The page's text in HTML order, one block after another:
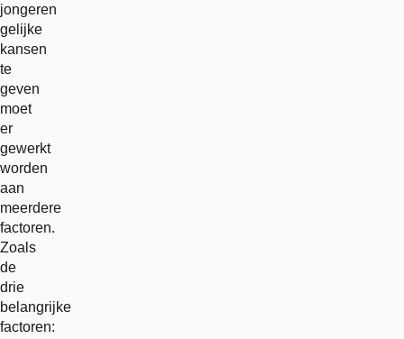
jongeren
gelijke
kansen
te
geven
moet
er
gewerkt
worden
aan
meerdere
factoren.
Zoals
de
drie
belangrijke
factoren: